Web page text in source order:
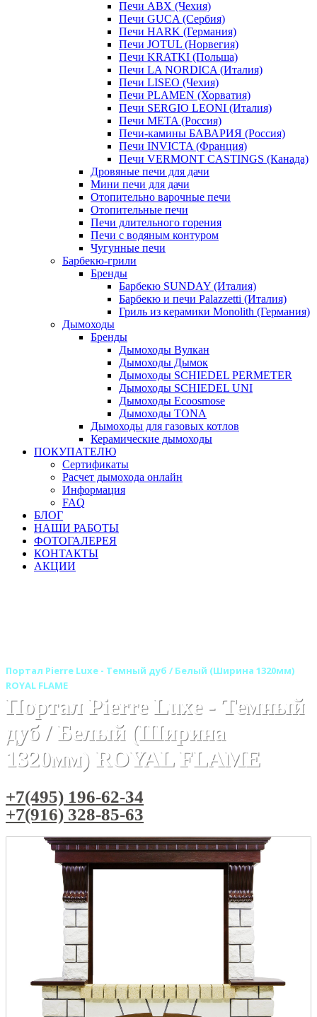
Печи ABX (Чехия)
Печи GUCA (Сербия)
Печи HARK (Германия)
Печи JOTUL (Норвегия)
Печи KRATKI (Польша)
Печи LA NORDICA (Италия)
Печи LISEO (Чехия)
Печи PLAMEN (Хорватия)
Печи SERGIO LEONI (Италия)
Печи META (Россия)
Печи-камины БАВАРИЯ (Россия)
Печи INVICTA (Франция)
Печи VERMONT CASTINGS (Канада)
Дровяные печи для дачи
Мини печи для дачи
Отопительно варочные печи
Отопительные печи
Печи длительного горения
Печи с водяным контуром
Чугунные печи
Барбекю-грили
Бренды
Барбекю SUNDAY (Италия)
Барбекю и печи Palazzetti (Италия)
Гриль из керамики Monolith (Германия)
Дымоходы
Бренды
Дымоходы Вулкан
Дымоходы Дымок
Дымоходы SCHIEDEL PERMETER
Дымоходы SCHIEDEL UNI
Дымоходы Ecoosmose
Дымоходы TONA
Дымоходы для газовых котлов
Керамические дымоходы
ПОКУПАТЕЛЮ
Сертификаты
Расчет дымохода онлайн
Информация
FAQ
БЛОГ
НАШИ РАБОТЫ
ФОТОГАЛЕРЕЯ
КОНТАКТЫ
АКЦИИ
Портал Pierre Luxe - Темный дуб / Белый (Ширина 1320мм)
ROYAL FLAME
Портал Pierre Luxe - Темный
дуб / Белый (Ширина
1320мм) ROYAL FLAME
+7(495) 196-62-34
+7(916) 328-85-63